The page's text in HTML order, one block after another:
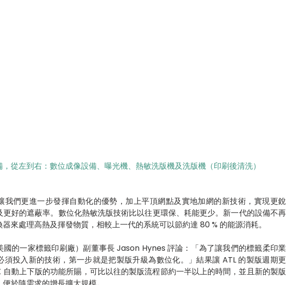
從左到右：數位成像設備、曝光機、熱敏洗版機及洗版機（印刷後清洗）
我們更進一步發揮自動化的優勢，加上平頂網點及實地加網的新技術，實現更銳
好的遮蔽率。數位化熱敏洗版技術比以往更環保、耗能更少。新一代的設備不再
來處理高熱及揮發物質，相較上一代的系統可以節約達 80 % 的能源消耗。
國的一家標籤印刷廠）副董事長 Jason Hynes 評論：「為了讓我們的標籤柔印業
須投入新的技術，第一步就是把製版升級為數位化。」結果讓 ATL 的製版週期更
動上下版的功能所賜，可比以往的製版流程節約一半以上的時間，並且新的製版